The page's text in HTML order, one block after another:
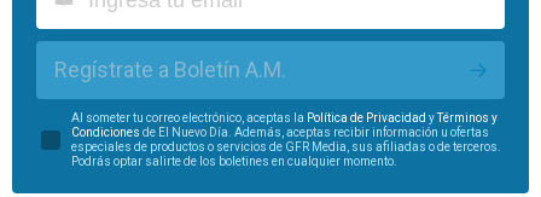
Regístrate a Boletín A.M.
Al someter tu correo electrónico, aceptas la Política de Privacidad yTérminos y
Condiciones de El Nuevo Día. Además, aceptas recibir información u ofertas
especiales de productos o servicios de GFR Media, sus afiliadas o de terceros.
Podrás optar salirte de los boletines en cualquier momento.